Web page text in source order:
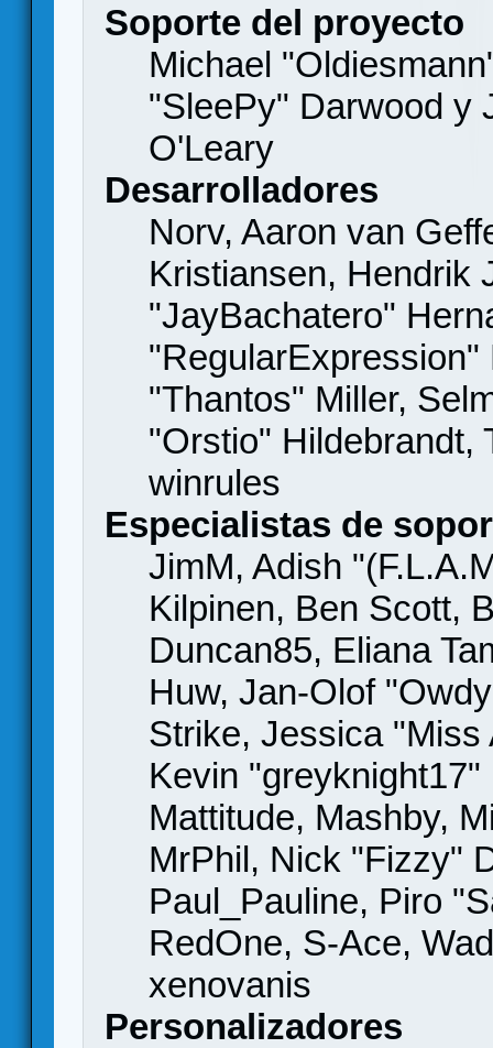
Soporte del proyecto
Michael
"SleePy" Darwood y
O'Leary
Desarrolladores
Norv, Aaron van
Kristiansen, Hendrik
"JayBachatero"
"Thantos" Miller,
"Orstio" Hildebrandt,
winrules
Especialistas de
JimM, Adish
Kilpinen, Ben Scott,
Duncan85, Eliana
Huw, Jan-Olof
Strike, Jessica
Kevin
Mattitude, Mashby,
MrPhil, Nick "Fizzy"
Paul_Pauline, Piro
RedOne, S-Ace,
xenovanis
Personalizadores